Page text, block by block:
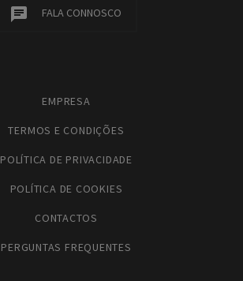
FALA CONNOSCO
EMPRESA
TERMOS E CONDIÇÕES
POLÍTICA DE PRIVACIDADE
POLÍTICA DE COOKIES
CONTACTOS
PERGUNTAS FREQUENTES